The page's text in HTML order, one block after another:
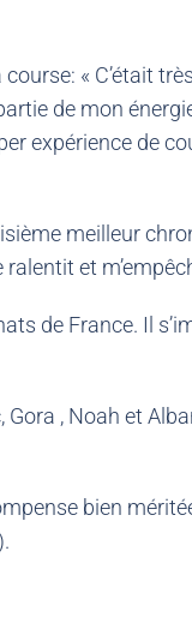
« C’était
de mon
expérience de
meilleur
et
de France. Il
, Noah et
bien